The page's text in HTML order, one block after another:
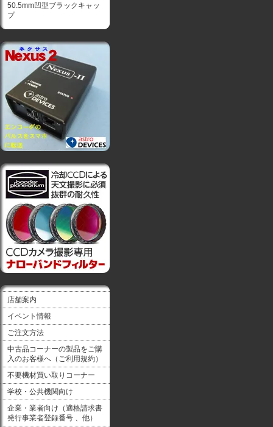
50.5mm凹型ブラックキャッ
プ
店舗案内
イベント情報
ご注文方法
中古品コーナーの製品をご購
入のお客様へ（ご利用規約）
不要機材買い取りコーナー
学校・公共機関向け
企業・業者向け（適格請求書
発行事業者登録番号 、他）